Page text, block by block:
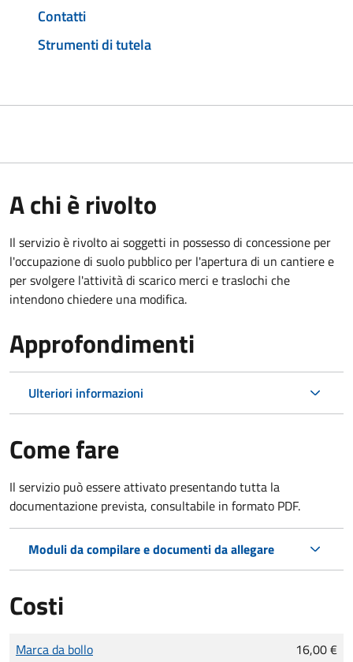
Contatti
Strumenti di tutela
A chi è rivolto
Il servizio è rivolto ai soggetti in possesso di concessione per
l'occupazione di suolo pubblico per l'apertura di un cantiere e
per svolgere l'attività di scarico merci e traslochi che
intendono chiedere una modifica.
Approfondimenti
Ulteriori informazioni
Come fare
Il servizio può essere attivato presentando tutta la
documentazione prevista, consultabile in formato PDF.
Moduli da compilare e documenti da allegare
Costi
Tipo di pagamento
Importo
Marca da bollo 16,00 €